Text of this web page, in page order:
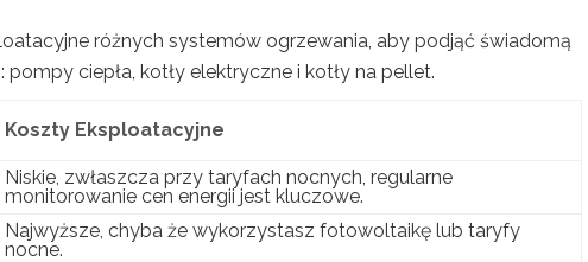
różnych systemów ogrzewania, aby podjąć świadomą
ciepła, kotły elektryczne i kotły na pellet.
Koszty Eksploatacyjne
Niskie, zwłaszcza przy taryfach nocnych, regularne
monitorowanie cen energii jest kluczowe.
Najwyższe, chyba że wykorzystasz fotowoltaikę lub taryfy
nocne.